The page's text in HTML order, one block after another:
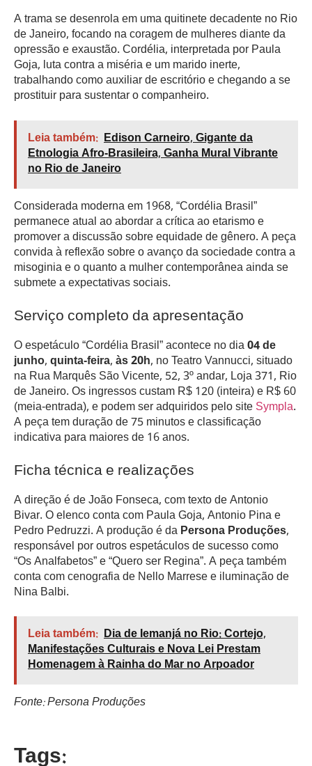
A trama se desenrola em uma quitinete decadente no Rio
de Janeiro, focando na coragem de mulheres diante da
opressão e exaustão. Cordélia, interpretada por Paula
Goja, luta contra a miséria e um marido inerte,
trabalhando como auxiliar de escritório e chegando a se
prostituir para sustentar o companheiro.
Leia também: Edison Carneiro, Gigante da
Etnologia Afro-Brasileira, Ganha Mural Vibrante
no Rio de Janeiro
Considerada moderna em 1968, “Cordélia Brasil”
permanece atual ao abordar a crítica ao etarismo e
promover a discussão sobre equidade de gênero. A peça
convida à reflexão sobre o avanço da sociedade contra a
misoginia e o quanto a mulher contemporânea ainda se
submete a expectativas sociais.
Serviço completo da apresentação
O espetáculo “Cordélia Brasil” acontece no dia04 de
junho, quinta-feira, às 20h, no Teatro Vannucci, situado
na Rua Marquês São Vicente, 52, 3º andar, Loja 371, Rio
de Janeiro. Os ingressos custam R$ 120 (inteira) e R$ 60
(meia-entrada), e podem ser adquiridos pelo siteSympla.
A peça tem duração de 75 minutos e classificação
indicativa para maiores de 16 anos.
Ficha técnica e realizações
A direção é de João Fonseca, com texto de Antonio
Bivar. O elenco conta com Paula Goja, Antonio Pina e
Pedro Pedruzzi. A produção é daPersona Produções,
responsável por outros espetáculos de sucesso como
“Os Analfabetos” e “Quero ser Regina”. A peça também
conta com cenografia de Nello Marrese e iluminação de
Nina Balbi.
Leia também: Dia de Iemanjá no Rio: Cortejo,
Manifestações Culturais e Nova Lei Prestam
Homenagem à Rainha do Mar no Arpoador
Fonte: Persona Produções
Tags: